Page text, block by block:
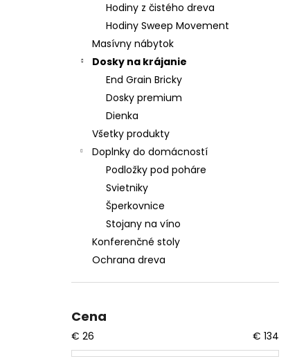
Hodiny z čistého dreva
Hodiny Sweep Movement
Masívny nábytok
Dosky na krájanie
End Grain Bricky
Dosky premium
Dienka
Všetky produkty
Doplnky do domácností
Podložky pod poháre
Svietniky
Šperkovnice
Stojany na víno
Konferenčné stoly
Ochrana dreva
Cena
€ 26 € 134
NÁSTENNÉ HODINY Z ORECHA S
OLIVOVO ZELENÝM EPOXIDOM – 40CM
€167